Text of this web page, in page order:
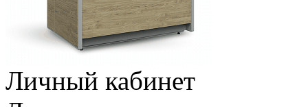
Личный кабинет